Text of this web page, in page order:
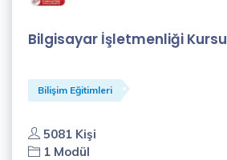
Bilgisayar İşletmenliği Kursu
Bilişim Eğitimleri
5081 Kişi
1 Modül